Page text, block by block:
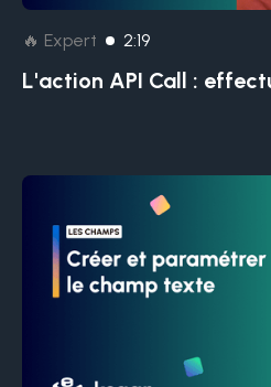
🔥 Expert 2:19
L'action API Call :